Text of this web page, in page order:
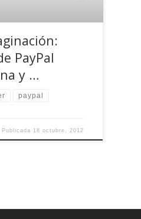
PayPal
y …
paypal
Publicada 18 octubre, 2012